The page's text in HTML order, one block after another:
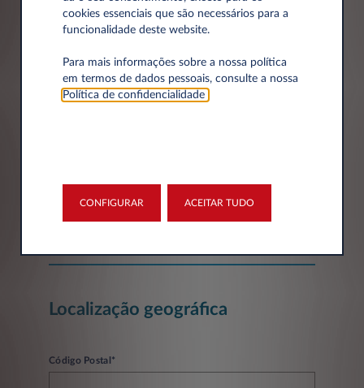
Dados da empresa
Empresa*
Localização geográfica
Código Postal*
cookies essenciais que são necessários para a
funcionalidade deste website.
Para mais informações sobre a nossa política
em termos de dados pessoais, consulte a nossa
Política de confidencialidade
CONFIGURAR ACEITAR TUDO